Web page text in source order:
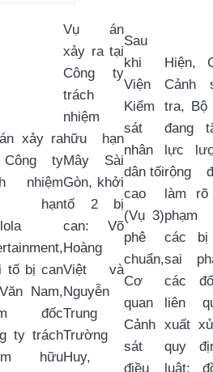
xảy ra
ty
nhiệm
hạn
tố bị can
Nam,
đốc
ty trách
hữu
Vụ án
xảy ra tại
Công ty
trách
nhiệm
hữu hạn
Mây Sài
Gòn, khởi
tố 2 bị
can: Võ
Hoàng
Việt và
Nguyễn
Trung
Trường
Huy,
Sau
khi
Viện
Kiểm
sát
nhân
dân tối
cao
(Vụ 3)
phê
chuẩn,
Cơ
quan
Cảnh
sát
điều
Hiện,
Cảnh
tra, Bộ
đang
lực
rộng
làm
phạm
các
sai
các
liên
xuất
quy
luật;